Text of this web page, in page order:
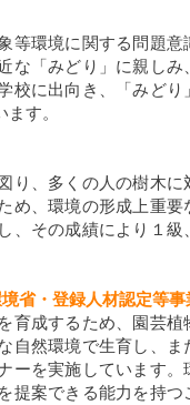
等環境に関する問題意
な「みどり」に親し
校に出向き、「みど
す。
り、多くの人の樹木に
め、環境の形成上重
、その成績により１
省・登録人材認定等事
育成するため、園芸植
自然環境で生育し、
ーを実施しています
提案できる能力を持